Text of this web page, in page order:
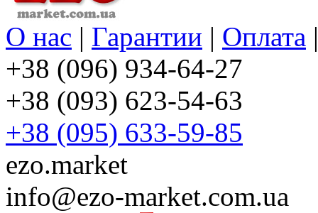
О нас | Гарантии | Оплата
+38 (096) 934-64-27
+38 (093) 623-54-63
+38 (095) 633-59-85
ezo.market
info@ezo-market.com.ua